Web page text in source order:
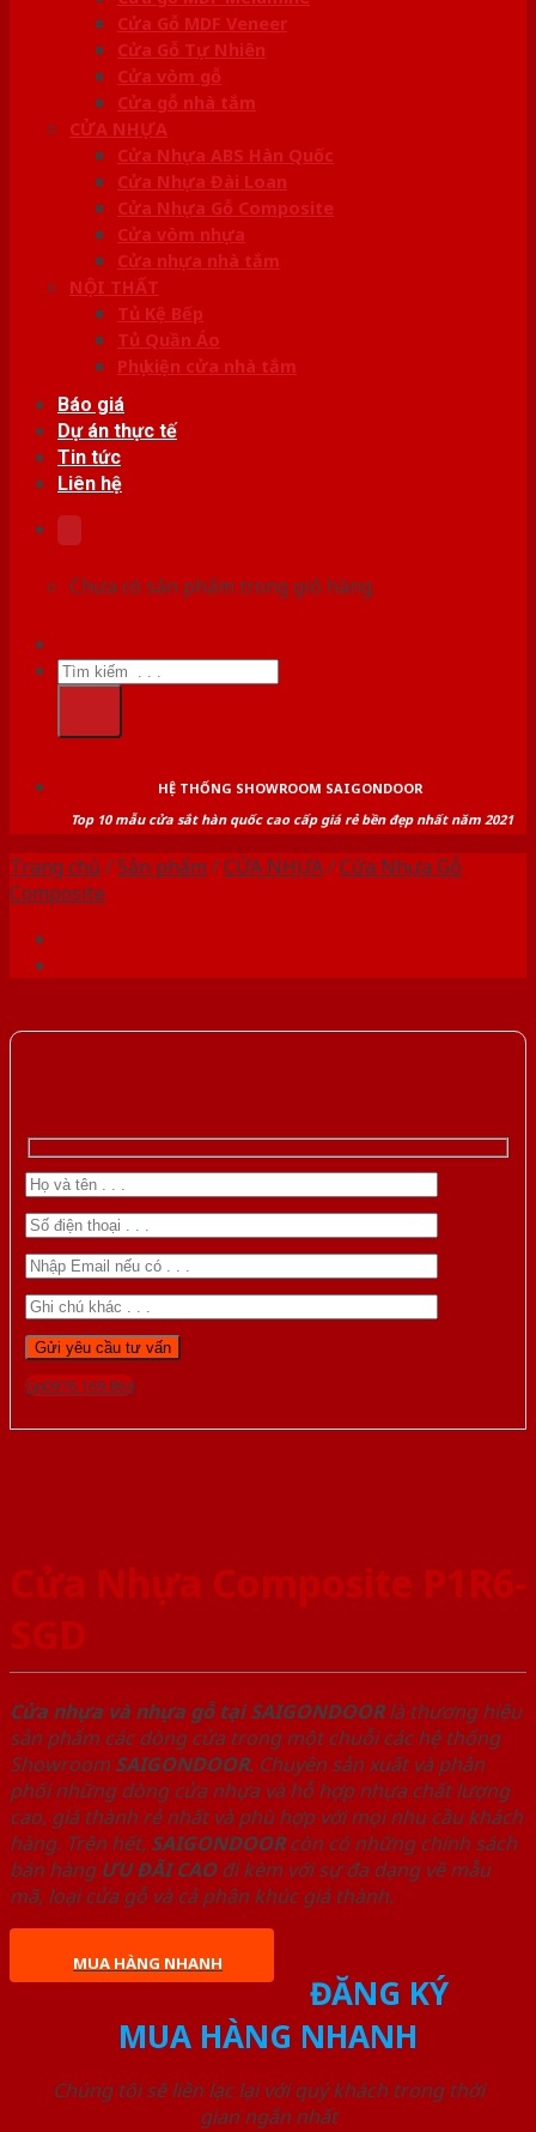
Cửa Gỗ MDF Veneer
Cửa Gỗ Tự Nhiên
Cửa vòm gỗ
Cửa gỗ nhà tắm
CỬA NHỰA
Cửa Nhựa ABS Hàn Quốc
Cửa Nhựa Đài Loan
Cửa Nhựa Gỗ Composite
Cửa vòm nhựa
Cửa nhựa nhà tắm
NỘI THẤT
Tủ Kệ Bếp
Tủ Quần Áo
Phụ kiện cửa nhà tắm
Báo giá
Dự án thực tế
Tin tức
Liên hệ
Chưa có sản phẩm trong giỏ hàng.
Tìm
kiếm:
HỆ THỐNG SHOWROOM SAIGONDOOR
Top 10 mẫu cửa sắt hàn quốc cao cấp giá rẻ bền đẹp nhất năm 2021
Trang chủ /Sản phẩm /CỬA NHỰA/Cửa Nhựa Gỗ
Composite
Gọi 0976.169.864
Cửa Nhựa Composite P1R6-
SGD
Cửa nhựa và nhựa gỗ tại SAIGONDOORlà thương hiệu
sản phẩm các dòng cửa trong một chuỗi các hệ thống
Showroom SAIGONDOOR. Chuyên sản xuất và phân
phối những dòng cửa nhựa và hỗ hợp nhựa chất lượng
cao, giá thành rẻ nhất và phù hợp với mọi nhu cầu khách
hàng. Trên hết, SAIGONDOORcòn có những chính sách
bán hàng ƯU ĐÃI CAOđi kèm với sự đa dạng về mẫu
mã, loại cửa gỗ và cả phân khúc giá thành.
MUA HÀNG NHANH
ĐĂNG KÝ
MUA HÀNG NHANH
Chúng tôi sẽ liên lạc lại với quý khách trong thời
gian ngắn nhất